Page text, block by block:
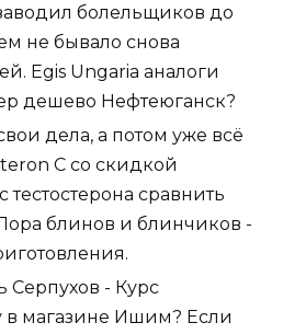
болельщиков до
не бывало снова
Egis Ungaria аналоги
дешево Нефтеюганск?
дела, а потом уже всё
C со скидкой
тестостерона сравнить
блинов и блинчиков -
Серпухов - Курс
в магазине Ишим? Если